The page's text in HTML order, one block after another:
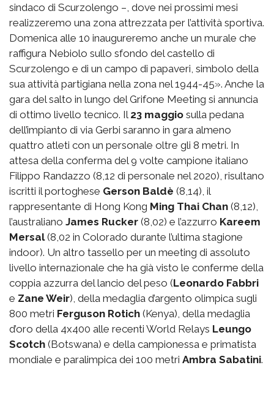
sindaco di Scurzolengo –, dove nei prossimi mesi
realizzeremo una zona attrezzata per l’attività sportiva.
Domenica alle 10 inaugureremo anche un murale che
raffigura Nebiolo sullo sfondo del castello di
Scurzolengo e di un campo di papaveri, simbolo della
sua attività partigiana nella zona nel 1944-45». Anche la
gara del salto in lungo del Grifone Meeting si annuncia
di ottimo livello tecnico. Il 23 maggio sulla pedana
dell’impianto di via Gerbi saranno in gara almeno
quattro atleti con un personale oltre gli 8 metri. In
attesa della conferma del 9 volte campione italiano
Filippo Randazzo (8,12 di personale nel 2020), risultano
iscritti il portoghese Gerson Baldè (8,14), il
rappresentante di Hong Kong Ming Thai Chan (8,12),
l’australiano James Rucker (8,02) e l’azzurro Kareem
Mersal(8,02 in Colorado durante l’ultima stagione
indoor). Un altro tassello per un meeting di assoluto
livello internazionale che ha già visto le conferme della
coppia azzurra del lancio del peso (Leonardo Fabbri
e Zane Weir), della medaglia d’argento olimpica sugli
800 metri Ferguson Rotich (Kenya), della medaglia
d’oro della 4x400 alle recenti World Relays Leungo
Scotch (Botswana) e della campionessa e primatista
mondiale e paralimpica dei 100 metri Ambra Sabatini.